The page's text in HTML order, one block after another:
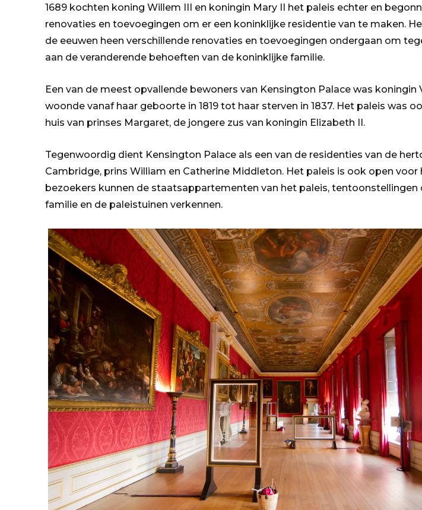
1689 kochten koning Willem III en koningin Mary II het paleis echter en
renovaties en toevoegingen om er een koninklijke residentie van te maken.
de eeuwen heen verschillende renovaties en toevoegingen ondergaan om
aan de veranderende behoeften van de koninklijke familie.
Een van de meest opvallende bewoners van Kensington Palace was koningin
woonde vanaf haar geboorte in 1819 tot haar sterven in 1837. Het paleis was
huis van prinses Margaret, de jongere zus van koningin Elizabeth II.
Tegenwoordig dient Kensington Palace als een van de residenties van de
Cambridge, prins William en Catherine Middleton. Het paleis is ook open voor
bezoekers kunnen de staatsappartementen van het paleis, tentoonstellingen
familie en de paleistuinen verkennen.